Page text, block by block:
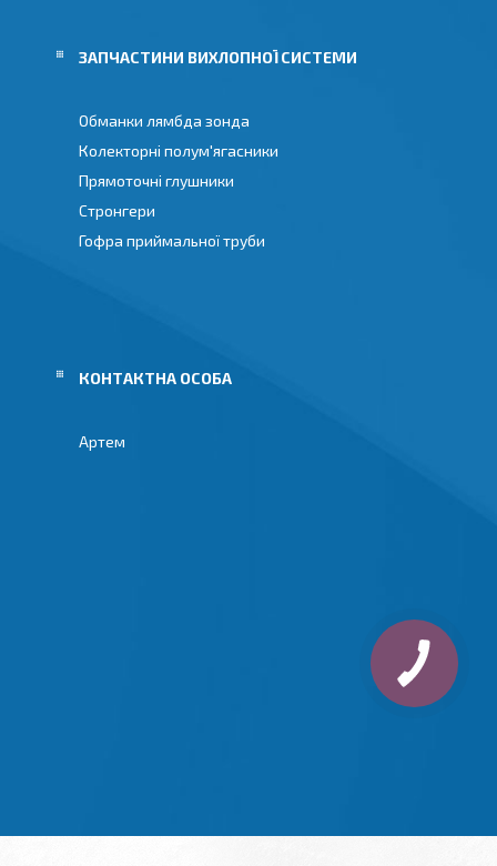
ЗАПЧАСТИНИ ВИХЛОПНОЇ СИСТЕМИ
Обманки лямбда зонда
Колекторні полум'ягасники
Прямоточні глушники
Стронгери
Гофра приймальної труби
Артем